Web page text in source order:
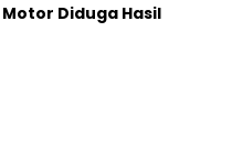
Diduga Hasil